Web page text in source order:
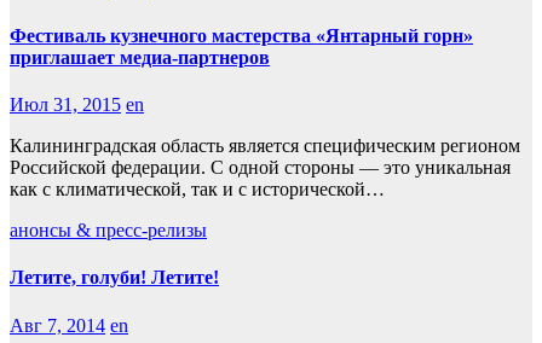
Фестиваль кузнечного мастерства «Янтарный горн»
приглашает медиа-партнеров
Июл 31, 2015 en
Калининградская область является специфическим регионом
Российской федерации. С одной стороны — это уникальная
как с климатической, так и с исторической…
анонсы & пресс-релизы
Летите, голуби! Летите!
Авг 7, 2014 en